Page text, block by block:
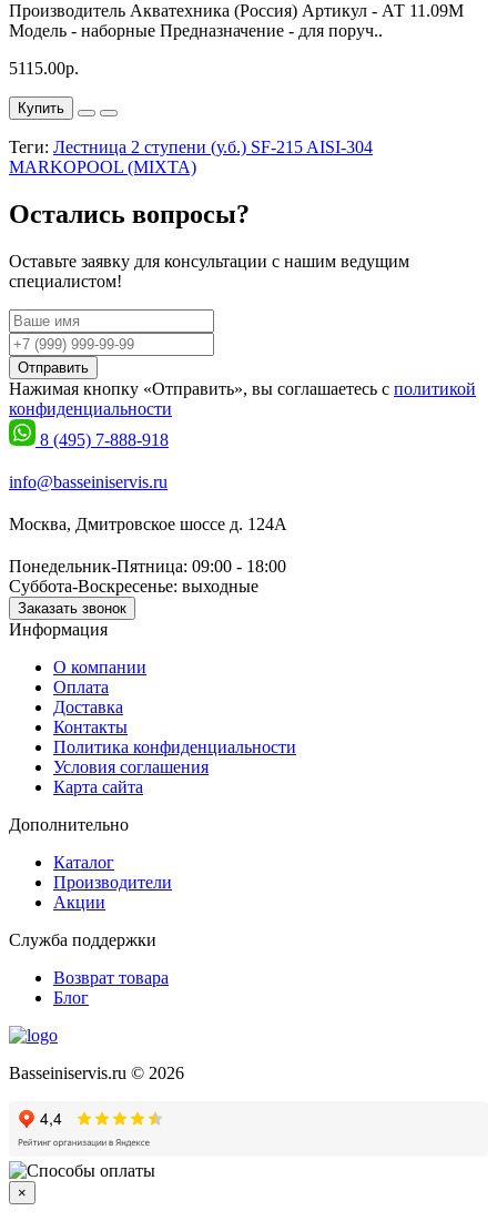
Производитель Акватехника (Россия) Артикул - АТ 11.09М
Модель - наборные Предназначение - для поруч..
5115.00р.
Купить
Теги: Лестница 2 ступени (у.б.) SF-215 AISI-304
MARKOPOOL (MIXTA)
Остались вопросы?
Оставьте заявку для консультации с нашим ведущим
специалистом!
Отправить
Нажимая кнопку «Отправить», вы соглашаетесь с политикой
конфиденциальности
8 (495) 7-888-918
info@basseiniservis.ru
Москва, Дмитровское шоссе д. 124А
Понедельник-Пятница: 09:00 - 18:00
Суббота-Воскресенье: выходные
Заказать звонок
Информация
О компании
Оплата
Доставка
Контакты
Политика конфиденциальности
Условия соглашения
Карта сайта
Дополнительно
Каталог
Производители
Акции
Служба поддержки
Возврат товара
Блог
Basseiniservis.ru © 2026
×